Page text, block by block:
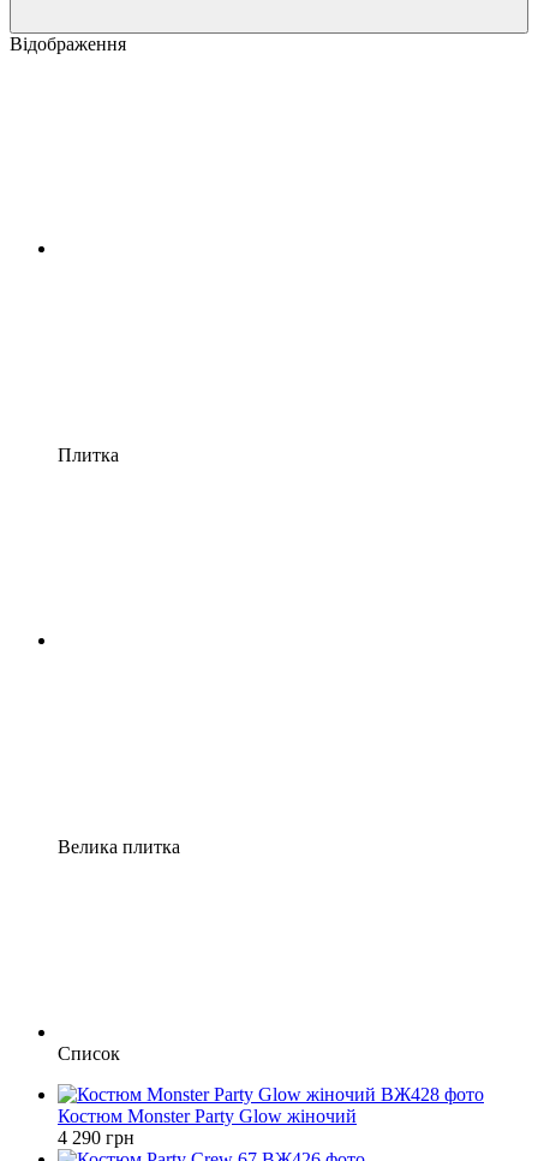
Відображення
Плитка
Велика плитка
Список
Костюм Monster Party Glow жіночий
4 290 грн